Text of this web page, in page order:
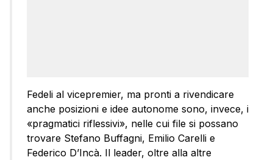
Fedeli al vicepremier, ma pronti a rivendicare
anche posizioni e idee autonome sono, invece, i
«pragmatici riflessivi», nelle cui file si possano
trovare Stefano Buffagni, Emilio Carelli e
Federico D’Incà. Il leader, oltre alla altre